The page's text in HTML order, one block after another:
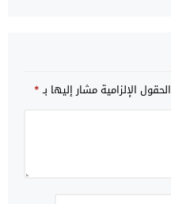
الحقول الإلزامية مشار إليها بـ*